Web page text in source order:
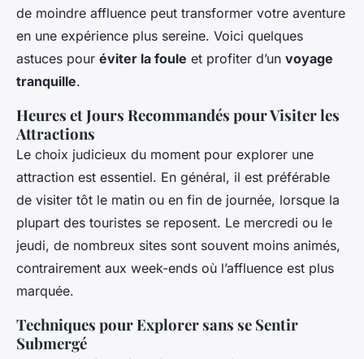
de moindre affluence peut transformer votre aventure
en une expérience plus sereine. Voici quelques
astuces pour éviter la foule et profiter d’un voyage
tranquille.
Heures et Jours Recommandés pour Visiter les
Attractions
Le choix judicieux du moment pour explorer une
attraction est essentiel. En général, il est préférable
de visiter tôt le matin ou en fin de journée, lorsque la
plupart des touristes se reposent. Le mercredi ou le
jeudi, de nombreux sites sont souvent moins animés,
contrairement aux week-ends où l’affluence est plus
marquée.
Techniques pour Explorer sans se Sentir
Submergé